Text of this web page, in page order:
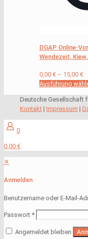
DGAP Online-
Wendezeit,
0,00 € – 15,00 €
Ausführung
Deutsche Gesellschaft
Kontakt | Impressum |
0
0,00 €
✕
Anmelden
Benutzername oder E-Mail-
Passwort *
Angemeldet bleiben